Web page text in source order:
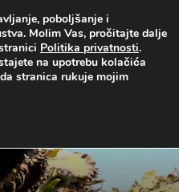
UŽIVO poboljšanje i
Molim Vas, pročitajte dalje
Politika privatnosti.
na upotrebu kolačića
stranica rukuje mojim